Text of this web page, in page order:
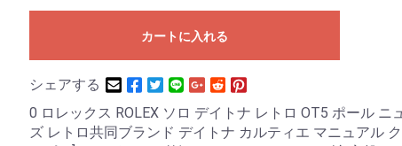
カートに入れる
シェアする
0 ロレックス ROLEX ソロ デイトナ レトロ OT5 ポール ニ
ズ レトロ共同ブランド デイトナ カルティエ マニュアル